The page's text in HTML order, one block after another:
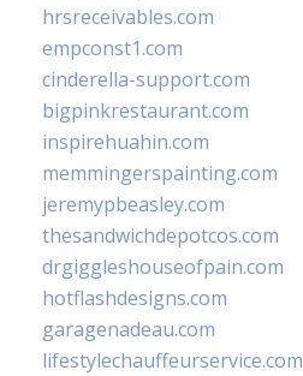
hrsreceivables.com
empconst1.com
cinderella-support.com
bigpinkrestaurant.com
inspirehuahin.com
memmingerspainting.com
jeremypbeasley.com
thesandwichdepotcos.com
drgiggleshouseofpain.com
hotflashdesigns.com
garagenadeau.com
lifestylechauffeurservice.com